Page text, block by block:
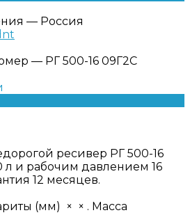
— Россия
— РГ 500-16 09Г2С
ресивер РГ 500-16
и рабочим давлением 16
12 месяцев.
(мм) × × . Масса